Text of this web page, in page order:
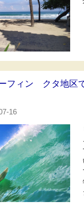
フィン クタ地区
16